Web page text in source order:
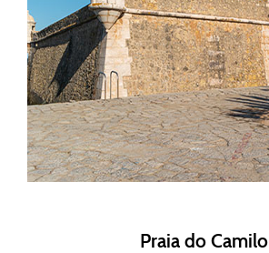
Praia do Camilo